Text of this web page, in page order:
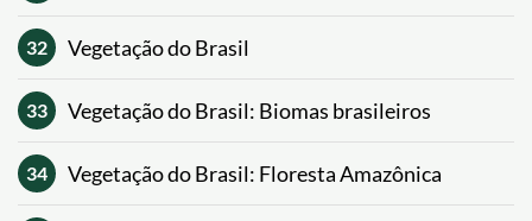
32 Vegetação do Brasil
33 Vegetação do Brasil: Biomas brasileiros
34 Vegetação do Brasil: Floresta Amazônica